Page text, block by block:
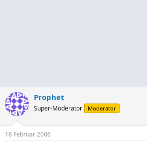
Prophet
Super-Moderator Moderator
16 Februar 2006